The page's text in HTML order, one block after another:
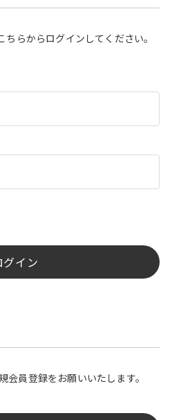
舗を探す
商品レビュー利用規約
らからログインしてください。
グイン
員登録をお願いいたします。